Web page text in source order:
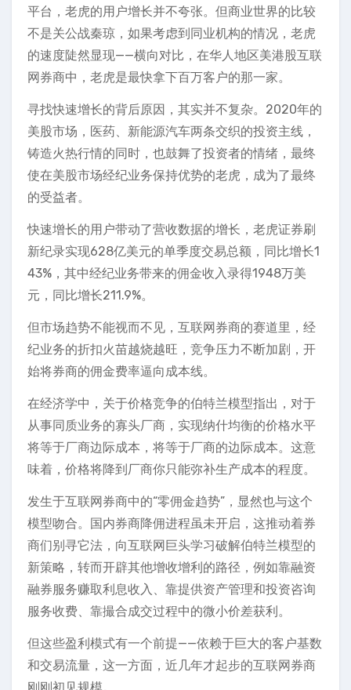
平台，老虎的用户增长并不夸张。但商业世界的比较
不是关公战秦琼，如果考虑到同业机构的情况，老虎
的速度陡然显现——横向对比，在华人地区美港股互联
网券商中，老虎是最快拿下百万客户的那一家。
寻找快速增长的背后原因，其实并不复杂。2020年的
美股市场，医药、新能源汽车两条交织的投资主线，
铸造火热行情的同时，也鼓舞了投资者的情绪，最终
使在美股市场经纪业务保持优势的老虎，成为了最终
的受益者。
快速增长的用户带动了营收数据的增长，老虎证券刷
新纪录实现628亿美元的单季度交易总额，同比增长1
43%，其中经纪业务带来的佣金收入录得1948万美
元，同比增长211.9%。
但市场趋势不能视而不见，互联网券商的赛道里，经
纪业务的折扣火苗越烧越旺，竞争压力不断加剧，开
始将券商的佣金费率逼向成本线。
在经济学中，关于价格竞争的伯特兰模型指出，对于
从事同质业务的寡头厂商，实现纳什均衡的价格水平
将等于厂商边际成本，将等于厂商的边际成本。这意
味着，价格将降到厂商你只能弥补生产成本的程度。
发生于互联网券商中的“零佣金趋势”，显然也与这个
模型吻合。国内券商降佣进程虽未开启，这推动着券
商们别寻它法，向互联网巨头学习破解伯特兰模型的
新策略，转而开辟其他增收增利的路径，例如靠融资
融券服务赚取利息收入、靠提供资产管理和投资咨询
服务收费、靠撮合成交过程中的微小价差获利。
但这些盈利模式有一个前提——依赖于巨大的客户基数
和交易流量，这一方面，近几年才起步的互联网券商